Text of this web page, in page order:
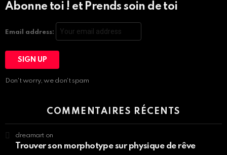
Abonne toi ! et Prends soin de toi
Email address:
Don't worry, we don't spam
COMMENTAIRES RÉCENTS
dreamart on
Trouver son morphotype sur physique de rêve